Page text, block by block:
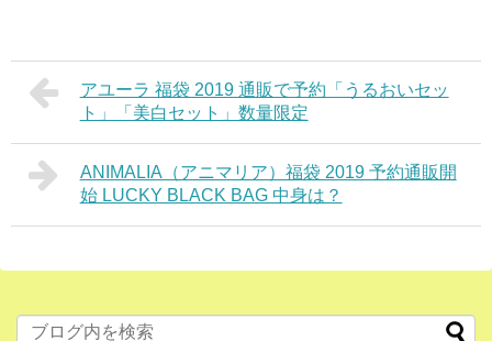
アユーラ 福袋 2019 通販で予約「うるおいセッ
ト」「美白セット」数量限定
ANIMALIA（アニマリア）福袋 2019 予約通販開
始 LUCKY BLACK BAG 中身は？